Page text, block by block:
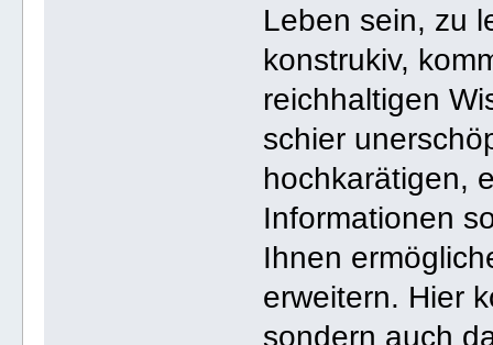
Leben sein, zu
konstrukiv,
reichhaltigen
schier
hochkarätigen,
Informationen
Ihnen
erweitern. Hier
sondern auch